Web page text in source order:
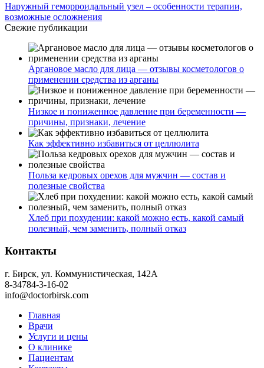
Наружный геморроидальный узел – особенности терапии,
возможные осложнения
Свежие публикации
Аргановое масло для лица — отзывы косметологов о
применении средства из арганы
Низкое и пониженное давление при беременности —
причины, признаки, лечение
Как эффективно избавиться от целлюлита
Польза кедровых орехов для мужчин — состав и
полезные свойства
Хлеб при похудении: какой можно есть, какой самый
полезный, чем заменить, полный отказ
Контакты
г. Бирск, ул. Коммунистическая, 142А
8-34784-3-16-02
info@doctorbirsk.com
Главная
Врачи
Услуги и цены
О клинике
Пациентам